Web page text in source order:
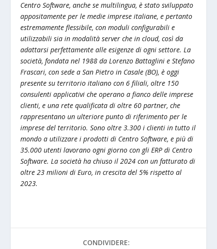
Centro Software, anche se multilingua, è stato sviluppato
appositamente per le medie imprese italiane, e pertanto
estremamente flessibile, con moduli configurabili e
utilizzabili sia in modalità server che in cloud, così da
adattarsi perfettamente alle esigenze di ogni settore. La
società, fondata nel 1988 da Lorenzo Battaglini e Stefano
Frascari, con sede a San Pietro in Casale (BO), è oggi
presente su territorio italiano con 6 filiali, oltre 150
consulenti applicativi che operano a fianco delle imprese
clienti, e una rete qualificata di oltre 60 partner, che
rappresentano un ulteriore punto di riferimento per le
imprese del territorio. Sono oltre 3.300 i clienti in tutto il
mondo a utilizzare i prodotti di Centro Software, e più di
35.000 utenti lavorano ogni giorno con gli ERP di Centro
Software. La società ha chiuso il 2024 con un fatturato di
oltre 23 milioni di Euro, in crescita del 5% rispetto al
2023.
CONDIVIDERE: